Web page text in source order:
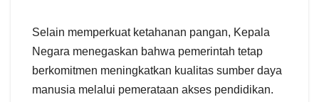
Selain memperkuat ketahanan pangan, Kepala
Negara menegaskan bahwa pemerintah tetap
berkomitmen meningkatkan kualitas sumber daya
manusia melalui pemerataan akses pendidikan.